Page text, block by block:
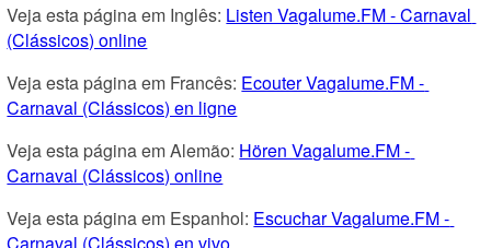
Veja esta página em Inglês: Listen Vagalume.FM - Carnaval
(Clássicos) online
Veja esta página em Francês: Ecouter Vagalume.FM -
Carnaval (Clássicos) en ligne
Veja esta página em Alemão: Hören Vagalume.FM -
Carnaval (Clássicos) online
Veja esta página em Espanhol: Escuchar Vagalume.FM -
Carnaval (Clássicos) en vivo